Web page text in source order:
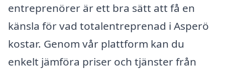
entreprenörer är ett bra sätt att få en
känsla för vad totalentreprenad i Asperö
kostar. Genom vår plattform kan du
enkelt jämföra priser och tjänster från